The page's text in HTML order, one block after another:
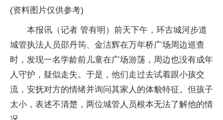
(资料图片仅供参考)
本报讯（记者 管有明）前天下午，环古城河步道
城管执法人员邵丹筠、金洁辉在万年桥广场周边巡查
时，发现一名学龄前儿童在广场游荡，周边也没有成年
人守护，疑似走失。于是，他们走过去试着跟小孩交
流，安抚对方的情绪并询问其家人的体貌特征。但孩子
太小，表述不清楚，两位城管人员根本无法了解他的情